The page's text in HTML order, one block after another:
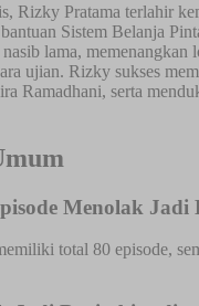
Rizky Pratama terlahir
Sistem Belanja
lama, memenangkan
ujian. Rizky sukses
Ramadhani, serta
Menolak Jadi
total 80 episode,